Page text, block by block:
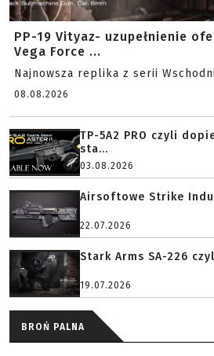
PP-19 Vityaz- uzupełnienie
Vega Force ...
Najnowsza replika z serii
08.08.2026
TP-5A2 PRO czyli
sta...
03.08.2026
Airsoftowe Strike
22.07.2026
Stark Arms SA-226
19.07.2026
BROŃ PALNA